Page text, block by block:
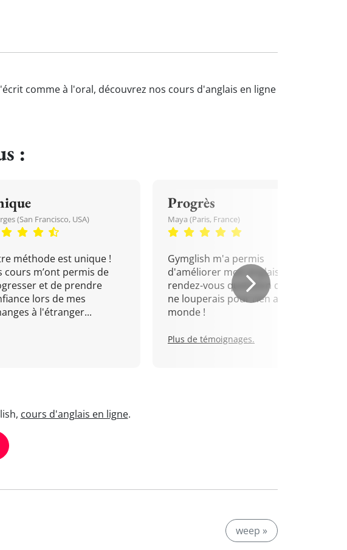
comme à l'oral, découvrez nos cours d'anglais en ligne
:
(San Francisco, USA)
méthode est unique !
cours m’ont permis de
et de prendre
lors de mes
à l'étranger...
Progrès
Maya (Paris, France)
Gymglish m'a permis
d'améliorer mon anglais. Un
rendez-vous quotidien que je
ne louperais pour rien au
monde !
Plus de témoignages.
cours d'anglais en ligne.
weep »